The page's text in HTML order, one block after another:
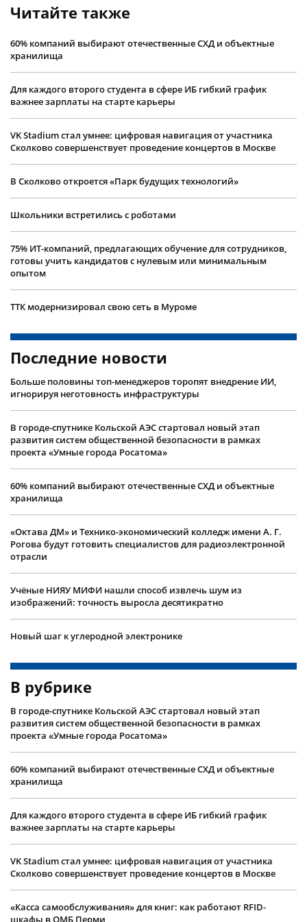
Читайте также
60% компаний выбирают отечественные СХД и объектные
хранилища
Для каждого второго студента в сфере ИБ гибкий график
важнее зарплаты на старте карьеры
VK Stadium стал умнее: цифровая навигация от участника
Сколково совершенствует проведение концертов в Москве
В Сколково откроется «Парк будущих технологий»
Школьники встретились с роботами
75% ИТ-компаний, предлагающих обучение для сотрудников,
готовы учить кандидатов с нулевым или минимальным
опытом
ТТК модернизировал свою сеть в Муроме
Последние новости
Больше половины топ-менеджеров торопят внедрение ИИ,
игнорируя неготовность инфраструктуры
В городе-спутнике Кольской АЭС стартовал новый этап
развития систем общественной безопасности в рамках
проекта «Умные города Росатома»
60% компаний выбирают отечественные СХД и объектные
хранилища
«Октава ДМ» и Технико-экономический колледж имени А. Г.
Рогова будут готовить специалистов для радиоэлектронной
отрасли
Учëные НИЯУ МИФИ нашли способ извлечь шум из
изображений: точность выросла десятикратно
Новый шаг к углеродной электронике
В рубрике
В городе-спутнике Кольской АЭС стартовал новый этап
развития систем общественной безопасности в рамках
проекта «Умные города Росатома»
60% компаний выбирают отечественные СХД и объектные
хранилища
Для каждого второго студента в сфере ИБ гибкий график
важнее зарплаты на старте карьеры
VK Stadium стал умнее: цифровая навигация от участника
Сколково совершенствует проведение концертов в Москве
«Касса самообслуживания» для книг: как работают RFID-
шкафы в ОМБ Перми